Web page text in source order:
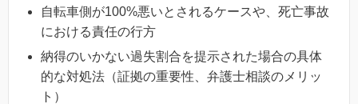
自転車側が100%悪いとされるケースや、死亡事故
における責任の行方
納得のいかない過失割合を提示された場合の具体
的な対処法（証拠の重要性、弁護士相談のメリッ
ト）